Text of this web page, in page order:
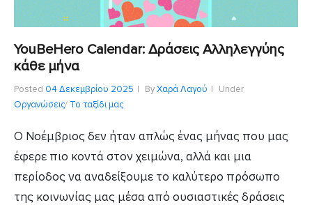
YouBeHero Calendar: Δράσεις Αλληλεγγύης
κάθε μήνα
Posted 04 Δεκεμβρίου 2025 ByΧαρά Λαγού
Under
Οργανώσεις/ Το ταξίδι μας
Ο Νοέμβριος δεν ήταν απλώς ένας μήνας που μας
έφερε πιο κοντά στον χειμώνα, αλλά και μια
περίοδος να αναδείξουμε το καλύτερο πρόσωπο
της κοινωνίας μας μέσα από ουσιαστικές δράσεις